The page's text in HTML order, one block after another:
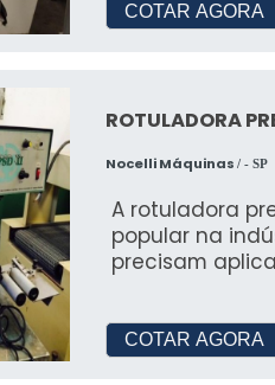
COTAR AGORA
ROTULADORA
Nocelli Máquinas/ - SP
A rotuladora
popular na
precisam
COTAR AGORA